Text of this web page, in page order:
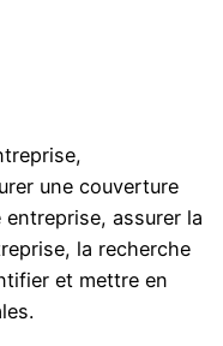
une couverture
assurer la
la recherche
et mettre en